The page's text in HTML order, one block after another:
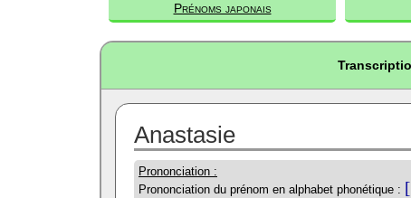
Prénoms japonais
Anastasie
Prononciation :
Prononciation du prénom en alphabet phonétique :